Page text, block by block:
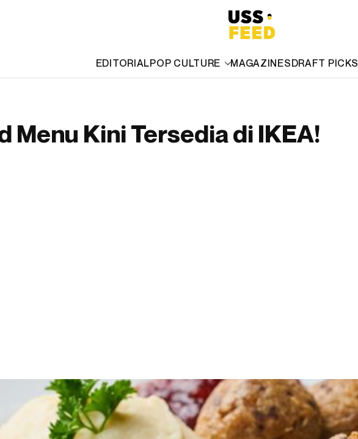
EDITORIALPOP CULTURE MAGAZINESDRAFT PICKS
Menu Kini Tersedia di IKEA!